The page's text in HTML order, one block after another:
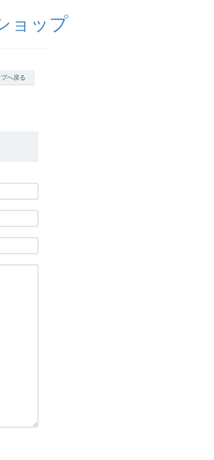
ョップ
へ戻る